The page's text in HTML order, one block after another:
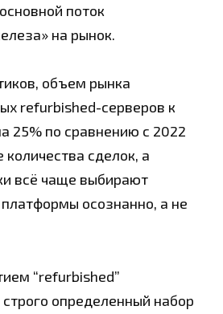
поток
на рынок.
объем рынка
refurbished-серверов к
25% по сравнению с 2022
количества сделок, а
всё чаще выбирают
осознанно, а не
“refurbished”
определенный набор